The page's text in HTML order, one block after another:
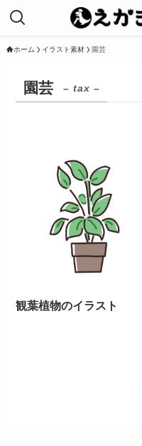
ホーム イラスト素材 園芸
園芸 – tax –
観葉植物のイラスト